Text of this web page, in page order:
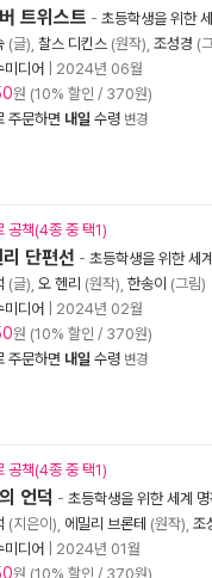
트위스트 - 초등학생을 위한
(글), 찰스 디킨스 (원작), 조성경 (
미디어
2024년 06월
원 (10% 할인 / 370원)
주문하면 내일 수령 변경
공책(4종 중 택1)
단편선 - 초등학생을 위한 세
(글), 오 헨리 (원작), 한송이 (그림)
미디어
2024년 02월
원 (10% 할인 / 370원)
주문하면 내일 수령 변경
공책(4종 중 택1)
언덕 - 초등학생을 위한 세계
(지은이), 에밀리 브론테 (원작), 조
미디어
2024년 01월
원 (10% 할인 / 370원)